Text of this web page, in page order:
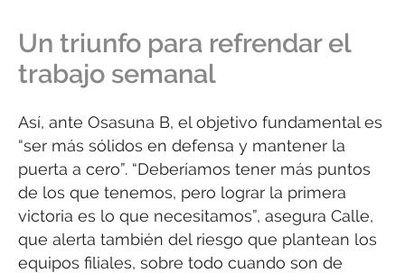
Un triunfo para refrendar el
trabajo semanal
Así, ante Osasuna B, el objetivo fundamental es
“ser más sólidos en defensa y mantener la
puerta a cero”. “Deberíamos tener más puntos
de los que tenemos, pero lograr la primera
victoria es lo que necesitamos”, asegura Calle,
que alerta también del riesgo que plantean los
equipos filiales, sobre todo cuando son de